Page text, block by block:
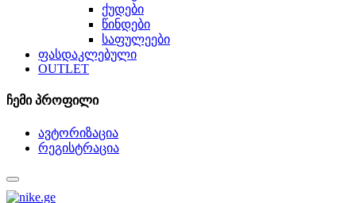
ქუდები
წინდები
საფულეები
ფასდაკლებული
OUTLET
ჩემი პროფილი
ავტორიზაცია
რეგისტრაცია